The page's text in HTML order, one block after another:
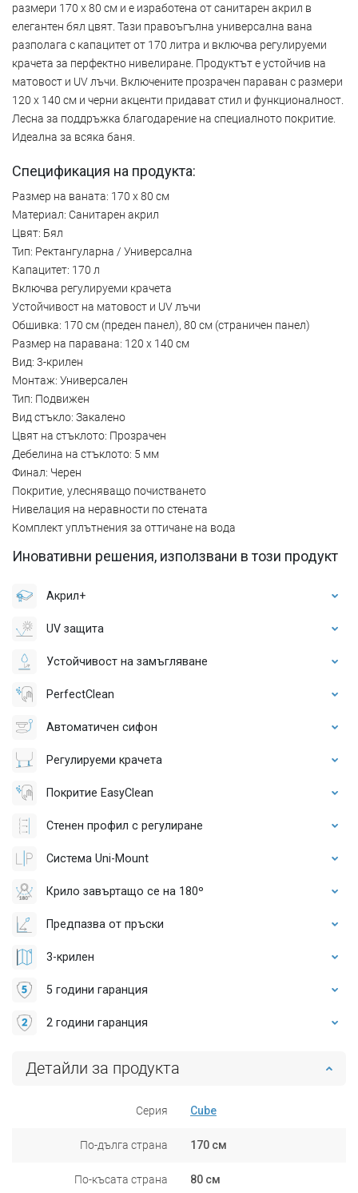
размери 170 х 80 см и е изработена от санитарен акрил в
елегантен бял цвят. Тази правоъгълна универсална вана
разполага с капацитет от 170 литра и включва регулируеми
крачета за перфектно нивелиране. Продуктът е устойчив на
матовост и UV лъчи. Включените прозрачен параван с размери
120 х 140 см и черни акценти придават стил и функционалност.
Лесна за поддръжка благодарение на специалното покритие.
Идеална за всяка баня.
Спецификация на продукта:
Размер на ваната: 170 x 80 см
Материал: Санитарен акрил
Цвят: Бял
Тип: Ректангуларна / Универсална
Капацитет: 170 л
Включва регулируеми крачета
Устойчивост на матовост и UV лъчи
Обшивка: 170 см (преден панел), 80 см (страничен панел)
Размер на паравана: 120 x 140 см
Вид: 3-крилен
Монтаж: Универсален
Тип: Подвижен
Вид стъкло: Закалено
Цвят на стъклото: Прозрачен
Дебелина на стъклото: 5 мм
Финал: Черен
Покритие, улесняващо почистването
Нивелация на неравности по стената
Комплект уплътнения за оттичане на вода
Иновативни решения, използвани в този продукт
Акрил+
UV защита
Устойчивост на замъгляване
PerfectClean
Автоматичен сифон
Регулируеми крачета
Покритие EasyClean
Стенен профил с регулиране
Система Uni-Mount
Крило завъртащо се на 180º
Предпазва от пръски
3-крилен
5 години гаранция
2 години гаранция
Детайли за продукта
Серия Cube
По-дълга страна 170 см
По-късата страна 80 см